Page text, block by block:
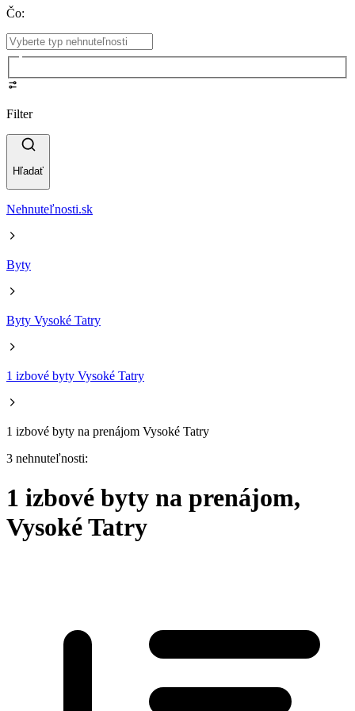
Čo:
Filter
Hľadať
Nehnuteľnosti.sk
Byty
Byty Vysoké Tatry
1 izbové byty Vysoké Tatry
1 izbové byty na prenájom Vysoké Tatry
3 nehnuteľnosti:
1 izbové byty na prenájom,
Vysoké Tatry